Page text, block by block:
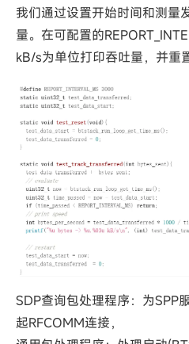
我们通过设置开始时间和测量
量。在可配置的
kB/s为单位打印吞吐量，并重
SDP查询包处理程序：为SPP
起RFCOMM连接，